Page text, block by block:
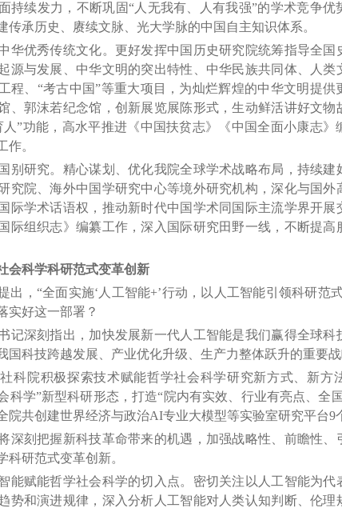
持续发力，不断巩固“人无我有、人有我强”的学术竞争优
传承历史、赓续文脉、光大学脉的中国自主知识体系。
优秀传统文化。更好发挥中国历史研究院统筹指导全国
源与发展、中华文明的突出特性、中华民族共同体、人类
程、“考古中国”等重大项目，为灿烂辉煌的中华文明提供
、郭沫若纪念馆，创新展览展陈形式，生动鲜活讲好文物
”功能，高水平推进《中国扶贫志》《中国全面小康志》
作。
研究。精心谋划、优化我院全球学术战略布局，持续建
究院、海外中国学研究中心等境外研究机构，深化与国外
际学术话语权，推动新时代中国学术同国际主流学界开展
际组织志》编纂工作，深入国际研究田野一线，不断提高
会科学科研范式变革创新
，“全面实施‘人工智能+’行动，以人工智能引领科研范
实好这一部署？
深刻指出，加快发展新一代人工智能是我们赢得全球科
国科技跨越发展、产业优化升级、生产力整体跃升的重要战
院积极探索技术赋能哲学社会科学研究新方式、新方
科学”新型科研形态，打造“院内有实效、行业有亮点、全
院共创建世界经济与政治AI专业大模型等实验室研究平台9
刻把握新科技革命带来的机遇，加强战略性、前瞻性、
科研范式变革创新。
赋能哲学社会科学的切入点。密切关注以人工智能为代
势和演进规律，深入分析人工智能对人类认知判断、伦理